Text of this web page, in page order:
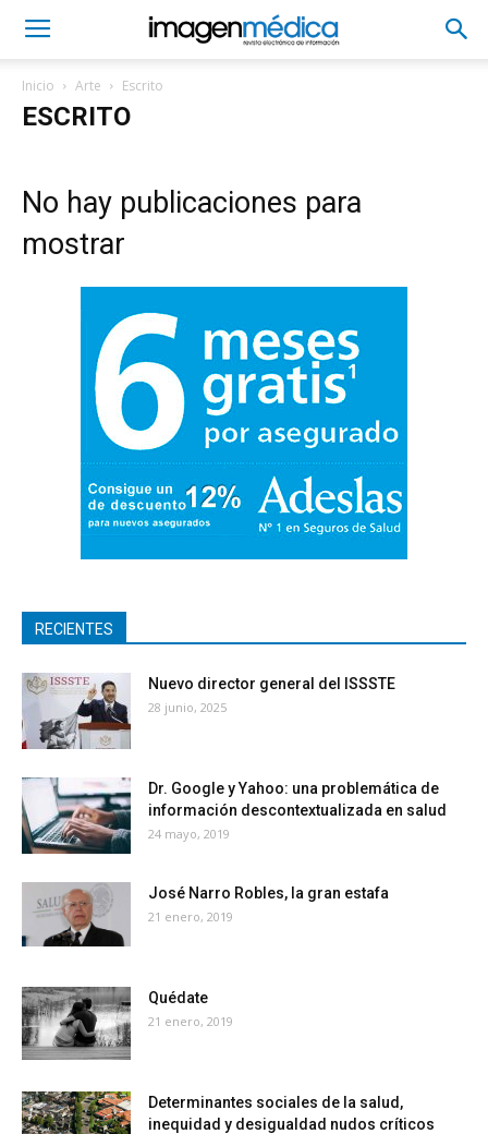
Inicio Arte Escrito
ESCRITO
No hay publicaciones para
mostrar
RECIENTES
Nuevo director general del ISSSTE
28 junio, 2025
Dr. Google y Yahoo: una problemática de
información descontextualizada en salud
24 mayo, 2019
José Narro Robles, la gran estafa
21 enero, 2019
Quédate
21 enero, 2019
Determinantes sociales de la salud,
inequidad y desigualdad nudos críticos